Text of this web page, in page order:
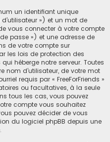
un identifiant unique
») et un mot de
vous connecter à votre compte
passe ») et une adresse de
de votre compte sur
les lois de protection des
héberge notre serveur. Toutes
nom d’utilisateur, de votre mot
requis par « FreeForFriends »
ou facultatives, à la seule
tous les cas, vous pouvez
compte vous souhaitez
pouvez décider de vous
du logiciel phpBB depuis une